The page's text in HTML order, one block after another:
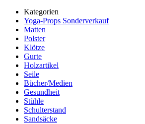
Kategorien
Yoga-Props Sonderverkauf
Matten
Polster
Klötze
Gurte
Holzartikel
Seile
Bücher/Medien
Gesundheit
Stühle
Schulterstand
Sandsäcke